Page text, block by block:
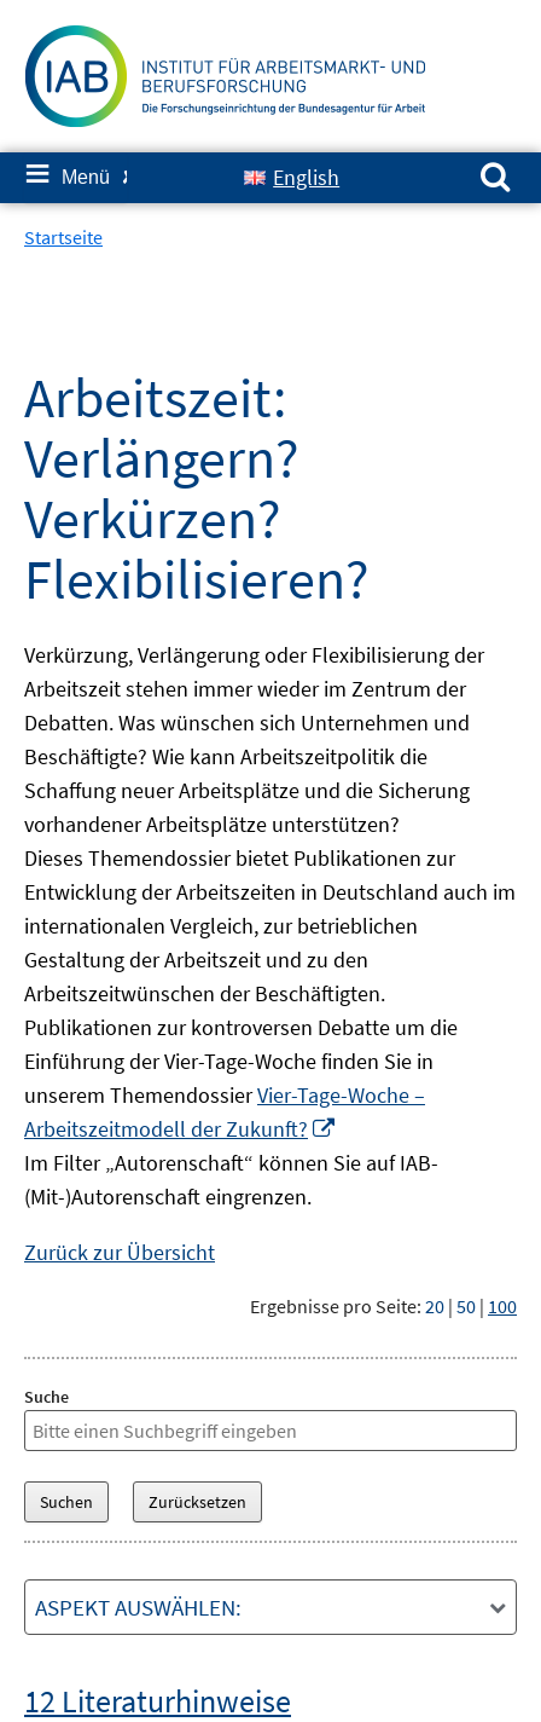
zum
Inhalt
≡ Menü ✘ English
Suchen nach:
Startseite
Arbeitszeit:
Verlängern?
Verkürzen?
Flexibilisieren?
Verkürzung, Verlängerung oder Flexibilisierung der
Arbeitszeit stehen immer wieder im Zentrum der
Debatten. Was wünschen sich Unternehmen und
Beschäftigte? Wie kann Arbeitszeitpolitik die
Schaffung neuer Arbeitsplätze und die Sicherung
vorhandener Arbeitsplätze unterstützen?
Dieses Themendossier bietet Publikationen zur
Entwicklung der Arbeitszeiten in Deutschland auch im
internationalen Vergleich, zur betrieblichen
Gestaltung der Arbeitszeit und zu den
Arbeitszeitwünschen der Beschäftigten.
Publikationen zur kontroversen Debatte um die
Einführung der Vier-Tage-Woche finden Sie in
unserem ThemendossierVier-Tage-Woche –
Arbeitszeitmodell der Zukunft?
neuem
Im Filter „Autorenschaft“ können Sie auf IAB-
(Mit-)Autorenschaft eingrenzen.
Zurück zur Übersicht
Ergebnisse pro Seite: 20 | 50 | 100
Suche
ASPEKT AUSWÄHLEN:
12 Literaturhinweise